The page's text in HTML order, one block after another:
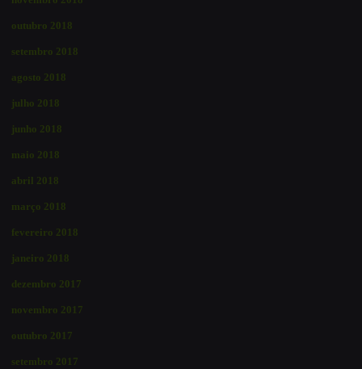
outubro 2018
setembro 2018
agosto 2018
julho 2018
junho 2018
maio 2018
abril 2018
março 2018
fevereiro 2018
janeiro 2018
dezembro 2017
novembro 2017
outubro 2017
setembro 2017